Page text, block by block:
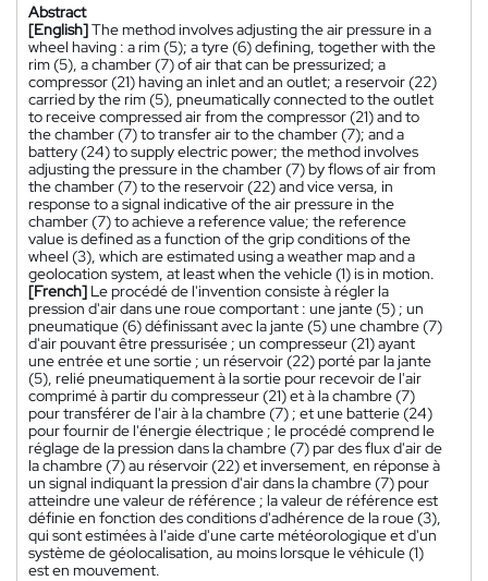
Abstract
[English]The method involves adjusting the air pressure in a
wheel having : a rim (5); a tyre (6) defining, together with the
rim (5), a chamber (7) of air that can be pressurized; a
compressor (21) having an inlet and an outlet; a reservoir (22)
carried by the rim (5), pneumatically connected to the outlet
to receive compressed air from the compressor (21) and to
the chamber (7) to transfer air to the chamber (7); and a
battery (24) to supply electric power; the method involves
adjusting the pressure in the chamber (7) by flows of air from
the chamber (7) to the reservoir (22) and vice versa, in
response to a signal indicative of the air pressure in the
chamber (7) to achieve a reference value; the reference
value is defined as a function of the grip conditions of the
wheel (3), which are estimated using a weather map and a
geolocation system, at least when the vehicle (1) is in motion.
[French] Le procédé de l'invention consiste à régler la
pression d'air dans une roue comportant : une jante (5) ; un
pneumatique (6) définissant avec la jante (5) une chambre (7)
d'air pouvant être pressurisée ; un compresseur (21) ayant
une entrée et une sortie ; un réservoir (22) porté par la jante
(5), relié pneumatiquement à la sortie pour recevoir de l'air
comprimé à partir du compresseur (21) et à la chambre (7)
pour transférer de l'air à la chambre (7) ; et une batterie (24)
pour fournir de l'énergie électrique ; le procédé comprend le
réglage de la pression dans la chambre (7) par des flux d'air de
la chambre (7) au réservoir (22) et inversement, en réponse à
un signal indiquant la pression d'air dans la chambre (7) pour
atteindre une valeur de référence ; la valeur de référence est
définie en fonction des conditions d'adhérence de la roue (3),
qui sont estimées à l'aide d'une carte météorologique et d'un
système de géolocalisation, au moins lorsque le véhicule (1)
est en mouvement.